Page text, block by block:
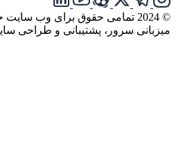
© 2024 تمامی حقوق برای وب سایت خودرودیلی محفوظ است.
میزبانی سرور، پشتیبانی و طراحی